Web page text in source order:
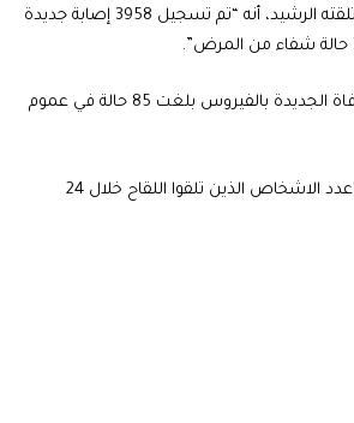
وقالت الوزارة، في بيان تلقته الرشيد، أنه “تم تسجيل 3958 إصابة جديدة
وأضافت، أن “حالات الوفاة الجديدة بالفيروس بلغت 85 حالة في عموم
واشارت الوزارة، إلى أن “عدد الاشخاص الذين تلقوا اللقاح خلال 24